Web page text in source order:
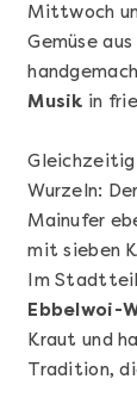
Sushi
Mittwoch
Gemüse
Musik in
Gleichzeitig
Wurzeln: Der
Mainufer
mit sieben
Im
Ebbelwoi-
Kraut und
Tradition,